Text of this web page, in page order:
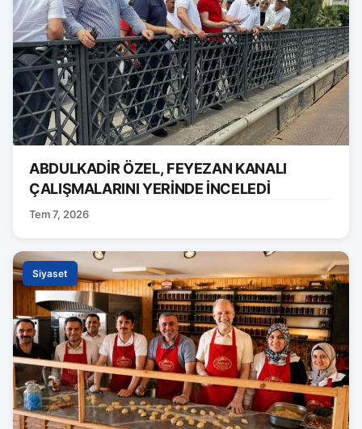
ABDULKADİR ÖZEL, FEYEZAN KANALI
ÇALIŞMALARINI YERİNDE İNCELEDİ
Tem 7, 2026
Siyaset